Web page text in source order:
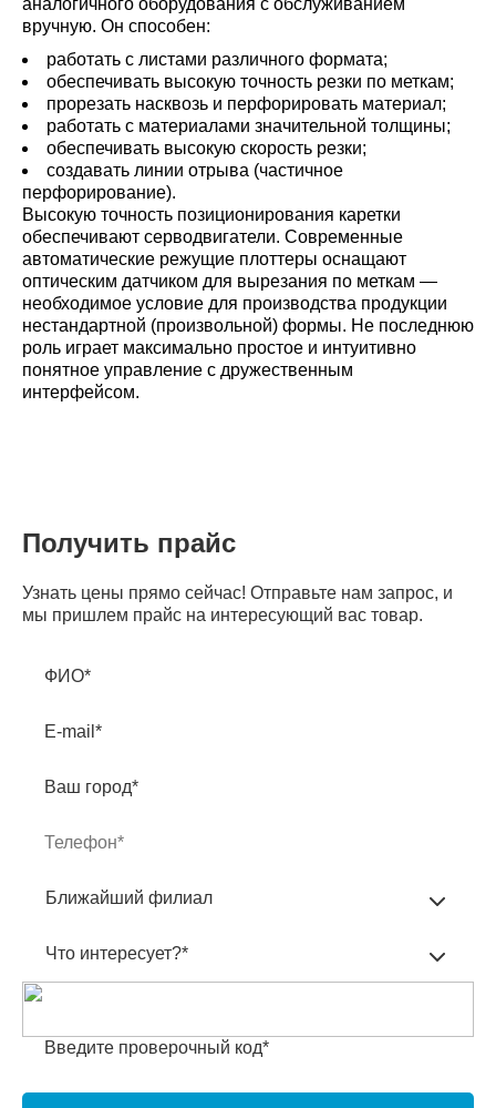
аналогичного оборудования с обслуживанием
вручную. Он способен:
работать с листами различного формата;
обеспечивать высокую точность резки по меткам;
прорезать насквозь и перфорировать материал;
работать с материалами значительной толщины;
обеспечивать высокую скорость резки;
создавать линии отрыва (частичное
перфорирование).
Высокую точность позиционирования каретки
обеспечивают серводвигатели. Современные
автоматические режущие плоттеры оснащают
оптическим датчиком для вырезания по меткам —
необходимое условие для производства продукции
нестандартной (произвольной) формы. Не последнюю
роль играет максимально простое и интуитивно
понятное управление с дружественным
интерфейсом.
Получить прайс
Узнать цены прямо сейчас! Отправьте нам запрос, и
мы пришлем прайс на интересующий вас товар.
ФИО*
E-mail*
Ваш город*
Ближайший филиал
Что интересует?*
Введите проверочный код*